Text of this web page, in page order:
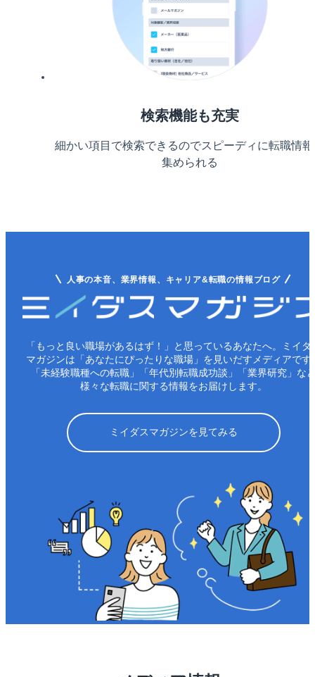
検索機能も充実
細かい項目で検索できるのでスピーディに転職情
集められる
人事の本音、業界情報、キャリア&転職の情報ブログ
「もっと良い職場があるはず！」と思っているあなたへ。ミイダ
マガジンは「あなたにぴったりな職場」を見いだすメディアです
「未経験職種への転職」「年代別転職成功談」「業界研究」な
様々な転職に関する情報をお届けします。
ミイダスマガジンを見てみる